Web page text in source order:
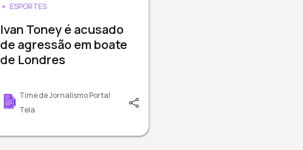
ESPORTES
Ivan Toney é acusado
de agressão em boate
de Londres
Time de Jornalismo Portal
Tela